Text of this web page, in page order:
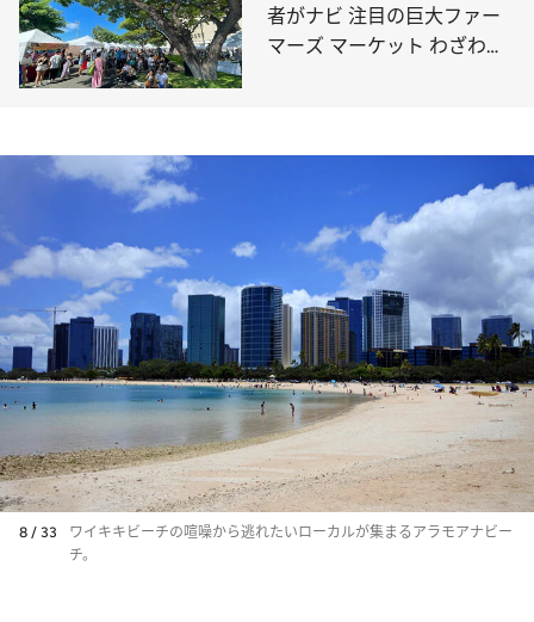
者がナビ 注目の巨大ファー
マーズ マーケット わざわざ
8 / 33
ワイキキビーチの喧噪から逃れたいローカルが集まるアラモアナビー
チ。